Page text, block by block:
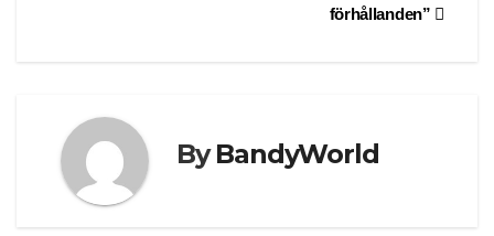
förhållanden”
ByBandyWorld